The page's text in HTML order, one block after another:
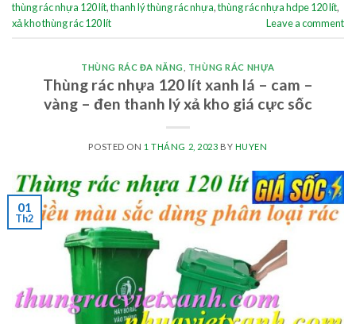
thùng rác nhựa 120 lít,thanh lý thùng rác nhựa,thùng rác nhựa hdpe 120 lít,
xả kho thùng rác 120 lít
Leave a comment
THÙNG RÁC ĐA NĂNG THÙNG RÁC NHỰA
Thùng rác nhựa 120 lít xanh lá – cam –
vàng – đen thanh lý xả kho giá cực sốc
POSTED ON 1 THÁNG 2, 2023 BY HUYEN
01
Th2